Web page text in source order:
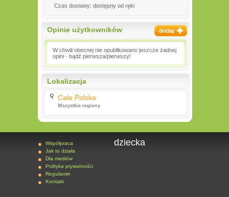
Czas dostawy: dostępny od ręki
Opinie użytkowników
W chwili obecnej nie opublikowano jeszcze żadnej
opini - bądź pierwsza/pierwszy!
Lokalizacja
Cała Polska
Wszystkie regiony
Współpraca
Jak to działa
Dla mediów
Polityka prywatności
Regulamin
Kontakt
dziecka